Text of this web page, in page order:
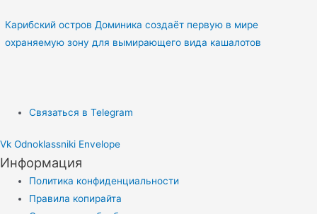
Карибский остров Доминика создаёт первую в мире
охраняемую зону для вымирающего вида кашалотов
Связаться в Telegram
Vk Odnoklassniki Envelope
Информация
Политика конфиденциальности
Правила копирайта